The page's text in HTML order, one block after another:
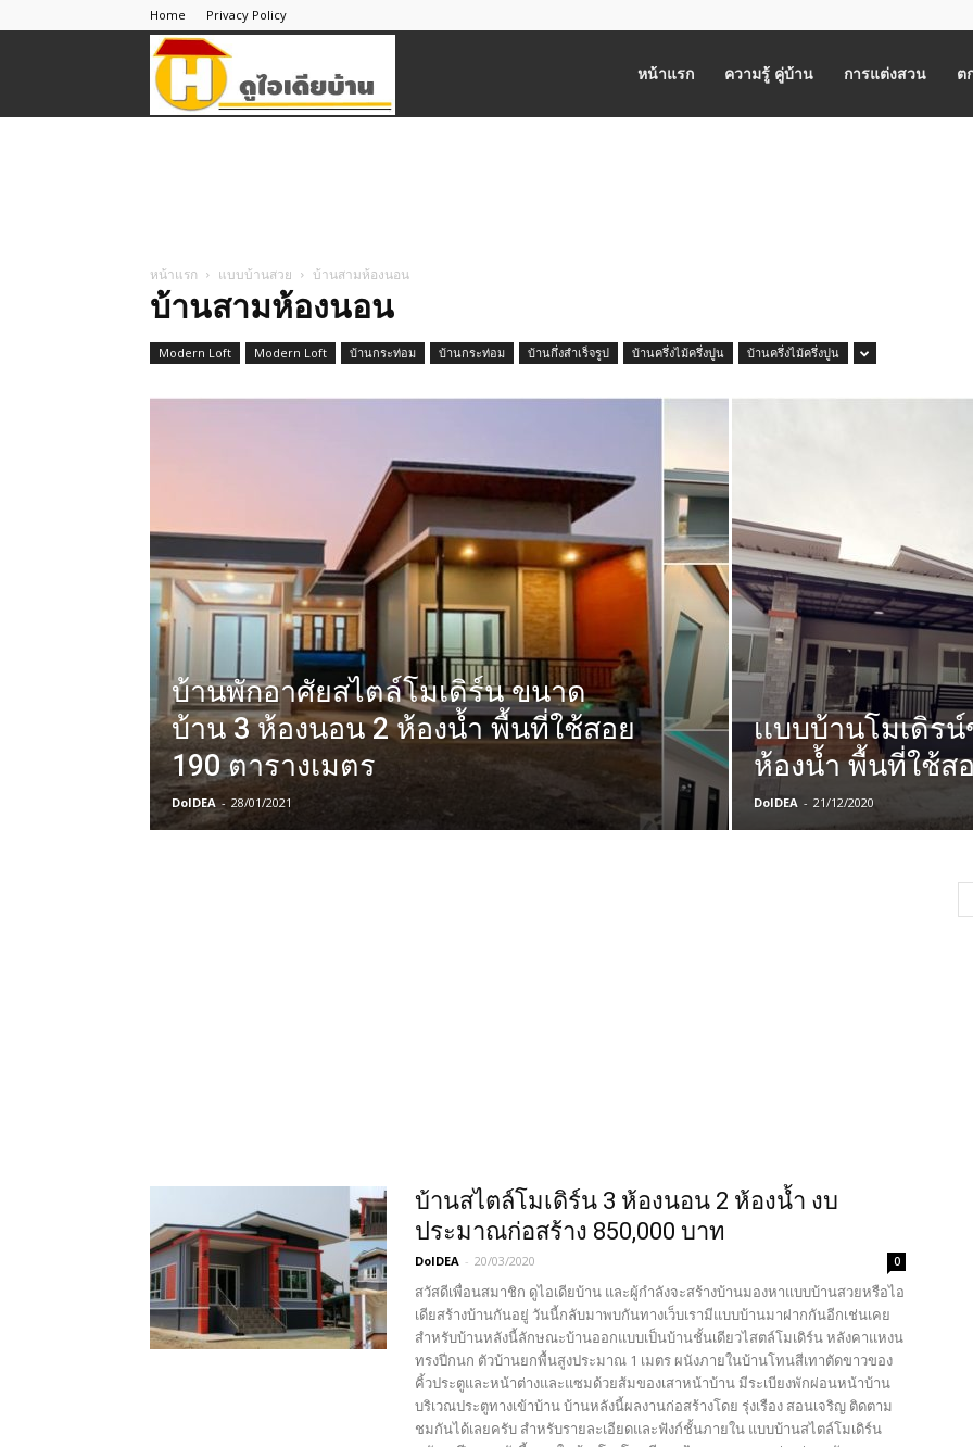
Home Privacy Policy
หน้าแรก ความรู้ คู่บ้าน การแต่งสวน ต
หน้าแรก แบบบ้านสวย บ้านสามห้องนอน
บ้านสามห้องนอน
Modern Loft Modern Loft บ้านกระท่อม บ้านกระท่อม บ้านกึ่งสำเร็จรูป บ้านครึ่งไม้ครึ่งปูน บ้านครึ่งไม้ครึ่งปูน
บ้านพักอาศัยสไตล์โมเดิร์น ขนาด
บ้าน 3 ห้องนอน 2 ห้องน้ำ พื้นที่ใช้สอย
190 ตารางเมตร
DoIDEA - 28/01/2021
เเบบบ้านโมเดิร
ห้องน้ำ พื้นที่ใช้ส
DoIDEA - 21/12/2020
บ้านสไตล์​โมเดิร์น 3 ห้องนอน 2 ห้องน้ำ งบ
ประมาณก่อสร้าง 850,000 บาท
DoIDEA - 20/03/2020 0
สวัสดีเพื่อนสมาชิก ดูไอเดียบ้าน และผู้กำลังจะสร้างบ้านมองหาแบบบ้านสวยหรือไอ
เดียสร้างบ้านกันอยู่ วันนี้กลับมาพบกันทางเว็บเรามีแบบบ้านมาฝากกันอีกเช่นเคย
สำหรับบ้านหลังนี้ลักษณะบ้านออกแบบเป็นบ้านชั้นเดียวไสตล์โมเดิร์น หลังคาแหงน
ทรงปีกนก ตัวบ้านยกพื้นสูงประมาณ 1 เมตร ผนังภายในบ้านโทนสีเทาตัดขาวของ
คิ้วประตูและหน้าต่างและแซมด้วยส้มของเสาหน้าบ้าน มีระเบียงพักผ่อนหน้าบ้าน
บริเวณประตูทางเข้าบ้าน บ้านหลังนี้ผลงานก่อสร้างโดย รุ่งเรือง สอนเจริญ ติดตาม
ชมกันได้เลยครับ สำหรับรายละเอียดและฟังก์ชั้นภายใน แบบบ้านสไตล์โมเดิร์น